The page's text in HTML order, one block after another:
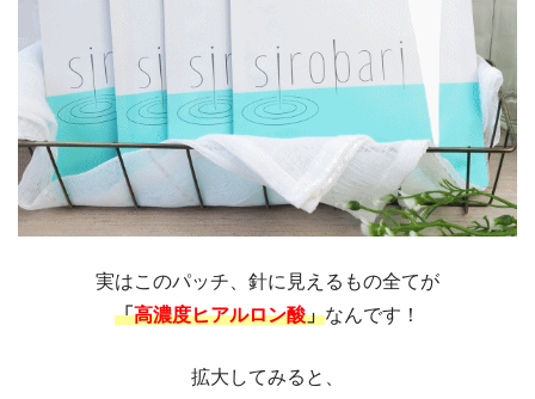
実はこのパッチ、針に見えるもの全てが
「高濃度ヒアルロン酸」なんです！
拡大してみると、